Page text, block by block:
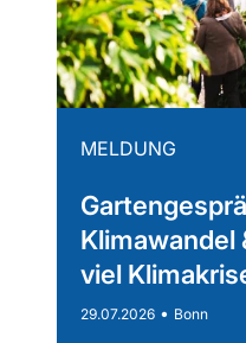
Klimawandel
viel
MELDUNG
29.07.2026 • Bonn